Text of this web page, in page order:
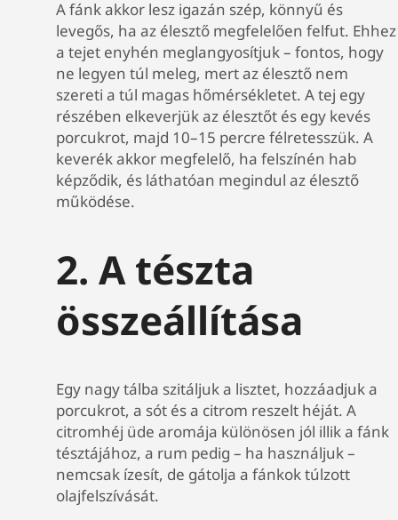
A fánk akkor lesz igazán szép, könnyű és
levegős, ha az élesztő megfelelően felfut. Ehhez
a tejet enyhén meglangyosítjuk – fontos, hogy
ne legyen túl meleg, mert az élesztő nem
szereti a túl magas hőmérsékletet. A tej egy
részében elkeverjük az élesztőt és egy kevés
porcukrot, majd 10–15 percre félretesszük. A
keverék akkor megfelelő, ha felszínén hab
képződik, és láthatóan megindul az élesztő
működése.
2. A tészta
összeállítása
Egy nagy tálba szitáljuk a lisztet, hozzáadjuk a
porcukrot, a sót és a citrom reszelt héját. A
citromhéj üde aromája különösen jól illik a fánk
tésztájához, a rum pedig – ha használjuk –
nemcsak ízesít, de gátolja a fánkok túlzott
olajfelszívását.